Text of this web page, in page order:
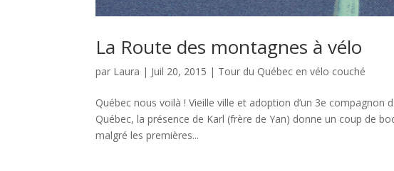
La Route des montagnes à vélo
par Laura | Juil 20, 2015 | Tour du Québec en vélo couché
Québec nous voilà ! Vieille ville et adoption d’un 3e
Québec, la présence de Karl (frère de Yan) donne un coup de
malgré les premières...